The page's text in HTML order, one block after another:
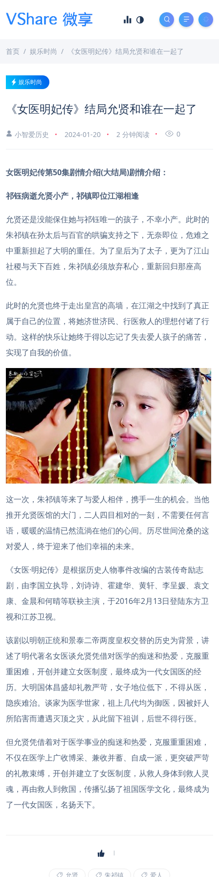
首页 娱乐时尚 《女医明妃传》结局允贤和谁在一起了
娱乐时尚
《女医明妃传》结局允贤和谁在一起了
小智爱历史 2024-01-20 2 分钟阅读 0
女医明妃传第50集剧情介绍(大结局)剧情介绍：
祁钰病逝允贤小产，祁镇即位江湖相逢
允贤还是没能保住她与祁钰唯一的孩子，不幸小产。此时的
朱祁镇在孙太后与百官的哄骗支持之下，无奈即位，危难之
中重新担起了大明的重任。为了皇后为了太子，更为了江山
社稷与天下百姓，朱祁镇必须放弃私心，重新回归那座高
位。
此时的允贤也终于走出皇宫的高墙，在江湖之中找到了真正
属于自己的位置，将她济世济民、行医救人的理想付诸了行
动。这样的快乐让她终于得以忘记了失去爱人孩子的痛苦，
实现了自我的价值。
这一次，朱祁镇等来了与爱人相伴，携手一生的机会。当他
推开允贤医馆的大门，二人四目相对的一刻，不需要任何言
语，暖暖的温情已然流淌在他们的心间。历尽世间沧桑的这
对爱人，终于迎来了他们幸福的未来。
《女医·明妃传》是根据历史人物事件改编的古装传奇励志
剧，由李国立执导，刘诗诗、霍建华、黄轩、李呈媛、袁文
康、金晨和何晴等联袂主演，于2016年2月13日登陆东方卫
视和江苏卫视。
该剧以明朝正统和景泰二帝两度皇权交替的历史为背景，讲
述了明代著名女医谈允贤凭借对医学的痴迷和热爱，克服重
重困难，开创并建立女医制度，最终成为一代女国医的经
历。大明国体昌盛却礼教严苛，女子地位低下，不得从医，
隐疾难治。谈家为医学世家，祖上几代均为御医，因被奸人
所陷害而遭遇灭顶之灾，从此留下祖训，后世不得行医。
但允贤凭借着对于医学事业的痴迷和热爱，克服重重困难，
不仅在医学上广收博采、兼收并蓄、自成一派，更突破严苛
的礼教束缚，开创并建立了女医制度，从救人身体到救人灵
魂，再由救人到救国，传播弘扬了祖国医学文化，最终成为
了一代女国医，名扬天下。
允贤 朱祁镇 爱人